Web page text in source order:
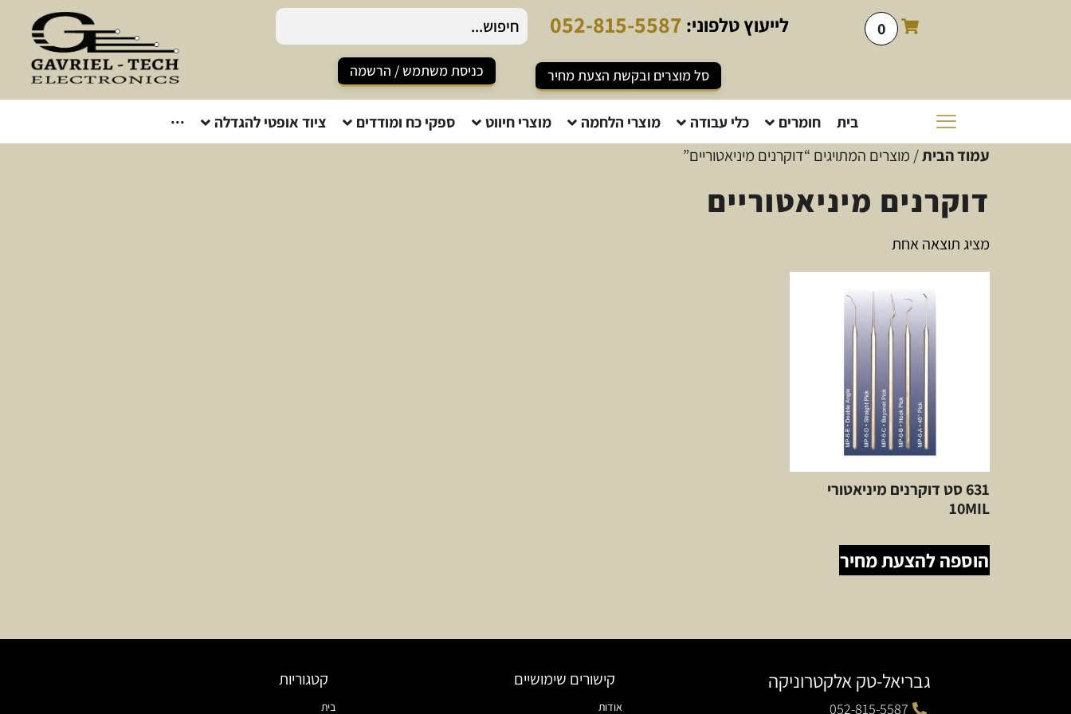
0 לייעוץטלפוני: 052-815-5587
סל מוצרים ובקשת הצעת מחיר כניסת משתמש / הרשמה
בית חומרים כלי עבודה מוצרי הלחמה מוצרי חיווט ספקי כח ומודדים ציוד אופטי להגדלה ···
עמוד הבית/ מוצרים המתויגים “דוקרנים מיניאטוריים”
דוקרנים מיניאטוריים
מציג תוצאה אחת
631 סט דוקרנים מיניאטורי
10MIL
הוספה להצעת מחיר
גבריאל-טק אלקטרוניקה
052-815-5587
קישורים שימושיים
אודות
קטגוריות
בית